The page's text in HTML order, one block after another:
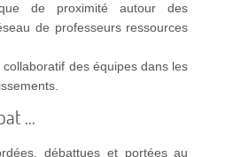
de proximité autour des
de professeurs ressources
des équipes dans les
…
débattues et portées au